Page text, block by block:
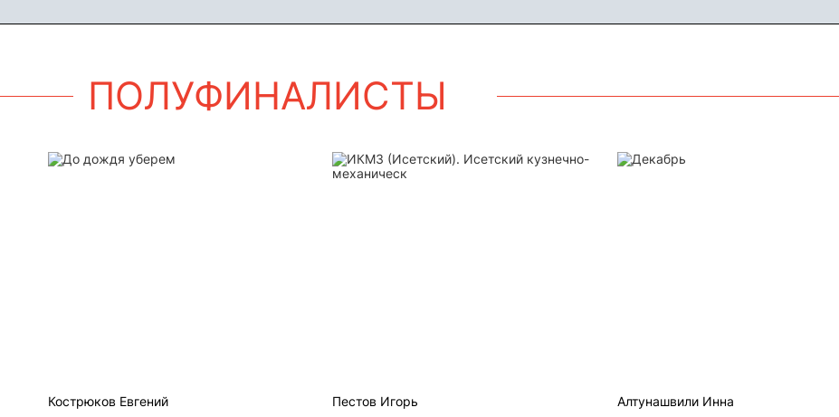
ПОЛУФИНАЛИСТЫ
До дождя уберем
Кострюков Евгений
ИКМЗ (Исетский). Исетский кузнечно-механическ
Пестов Игорь
Декабрь
Алтунашвили Инна